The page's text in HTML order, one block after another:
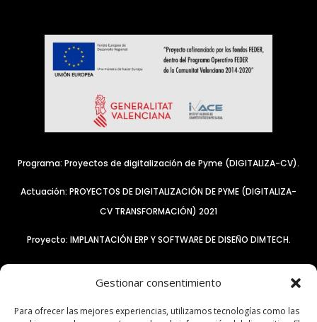
Gestionar consentimiento
Para ofrecer las mejores experiencias, utilizamos tecnologías como las
Programa: Proyectos de digitalización de Pyme (DIGITALIZA-CV).
Actuación: PROYECTOS DE DIGITALIZACIÓN DE PYME (DIGITALIZA-
CV TRANSFORMACIÓN) 2021
Proyecto: IMPLANTACIÓN ERP Y SOFTWARE DE DISEÑO DIMTECH.
Resultado: Incorporación de tres herramientas para mantener la
productividad, los flujos y ritmos habituales de nuestra
empresa: